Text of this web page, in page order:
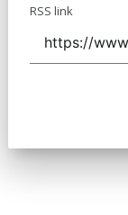
RSS link